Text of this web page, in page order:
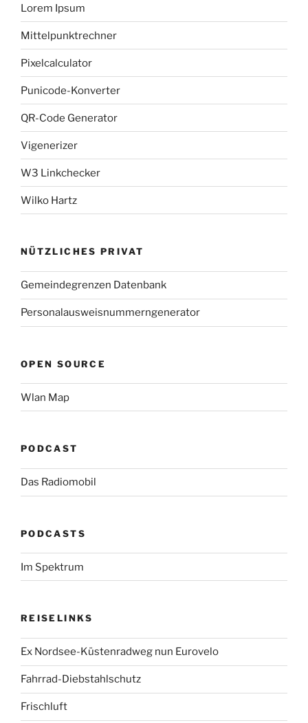
Lorem Ipsum
Mittelpunktrechner
Pixelcalculator
Punicode-Konverter
QR-Code Generator
Vigenerizer
W3 Linkchecker
Wilko Hartz
NÜTZLICHES PRIVAT
Gemeindegrenzen Datenbank
Personalausweisnummerngenerator
OPEN SOURCE
Wlan Map
PODCAST
Das Radiomobil
PODCASTS
Im Spektrum
REISELINKS
Ex Nordsee-Küstenradweg nun Eurovelo
Fahrrad-Diebstahlschutz
Frischluft